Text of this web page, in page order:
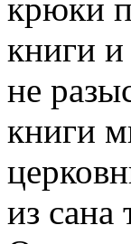
крюки
книги
не
книги
из сана